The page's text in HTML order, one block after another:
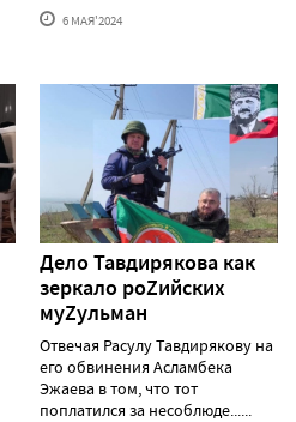
6 МАЯ'2024
Дело Тавдирякова как
зеркало роZийских
муZульман
Отвечая Расулу Тавдирякову на
его обвинения Асламбека
Эжаева в том, что тот
поплатился за несоблюде......